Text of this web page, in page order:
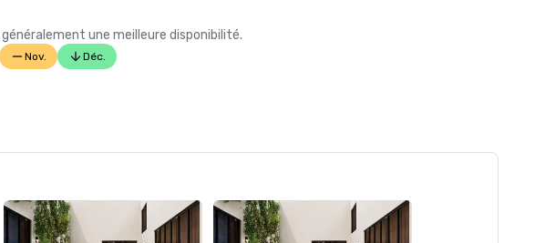
une meilleure disponibilité.
Nov. Déc.